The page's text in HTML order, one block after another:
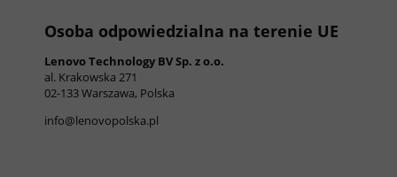
Osoba odpowiedzialna na terenie UE
Lenovo Technology BV Sp. z o.o.
al. Krakowska 271
02-133 Warszawa, Polska
info@lenovopolska.pl